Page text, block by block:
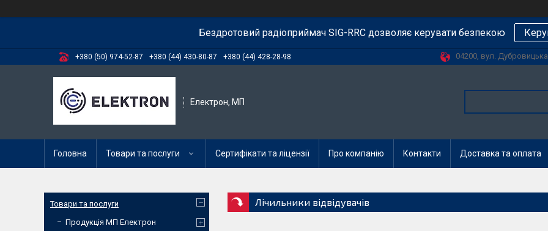
Бездротовий радіоприймач SIG-RRC дозволяє керувати безпекою
+380 (50) 974-52-87 +380 (44) 430-80-87 +380 (44) 428-28-98 04200, вул.
Електрон, МП
Головна Товари та послуги Сертифікати та ліцензії Про компанію Контакти Доставка та оплата
Лічильники відвідувачів
Товари та послуги
Продукція МП Електрон